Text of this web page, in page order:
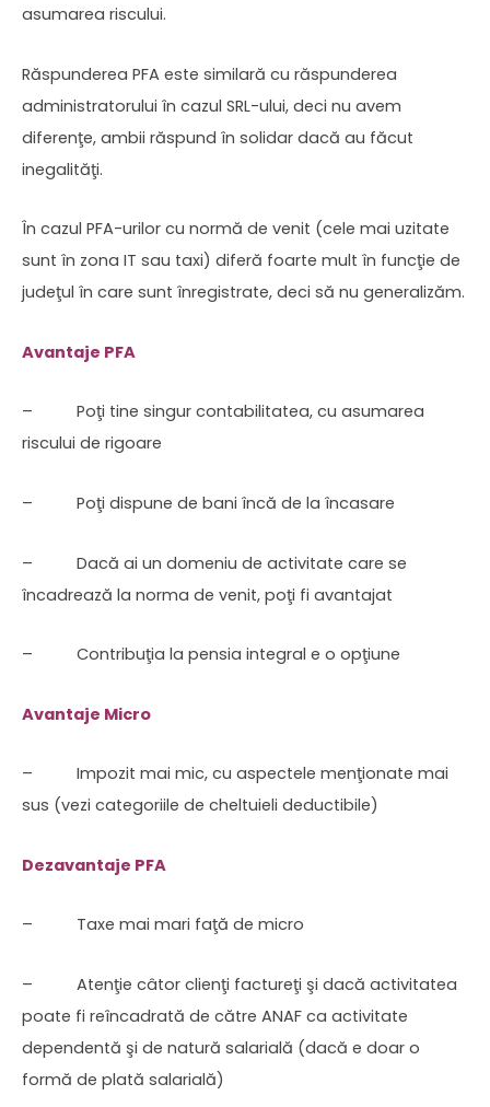
asumarea riscului.
Răspunderea PFA este similară cu răspunderea
administratorului în cazul SRL-ului, deci nu avem
diferenţe, ambii răspund în solidar dacă au făcut
inegalităţi.
În cazul PFA-urilor cu normă de venit (cele mai uzitate
sunt în zona IT sau taxi) diferă foarte mult în funcţie de
judeţul în care sunt înregistrate, deci să nu generalizăm.
Avantaje PFA
– Poţi tine singur contabilitatea, cu asumarea
riscului de rigoare
– Poţi dispune de bani încă de la încasare
– Dacă ai un domeniu de activitate care se
încadrează la norma de venit, poţi fi avantajat
– Contribuţia la pensia integral e o opţiune
Avantaje Micro
– Impozit mai mic, cu aspectele menţionate mai
sus (vezi categoriile de cheltuieli deductibile)
Dezavantaje PFA
– Taxe mai mari faţă de micro
– Atenţie câtor clienţi factureţi şi dacă activitatea
poate fi reîncadrată de către ANAF ca activitate
dependentă şi de natură salarială (dacă e doar o
formă de plată salarială)